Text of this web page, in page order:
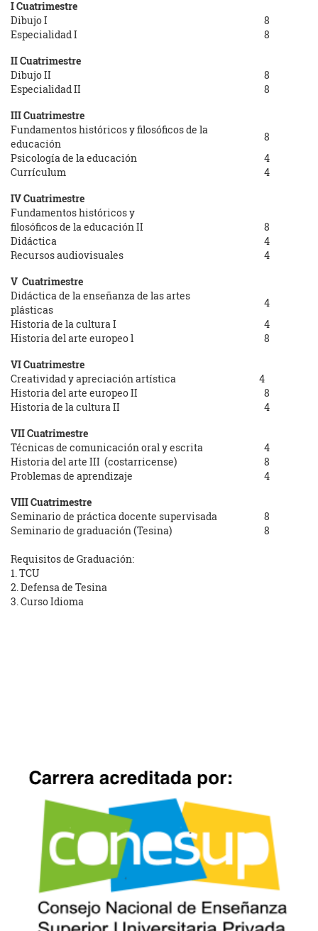
I Cuatrimestre
Dibujo I
8
Especialidad I
8
II Cuatrimestre
Dibujo II
8
Especialidad II
8
III Cuatrimestre
Fundamentos históricos y filosóficos de la
educación
8
Psicología de la educación
4
Currículum
4
IV Cuatrimestre
Fundamentos históricos y
filosóficos de la educación II
8
Didáctica
4
Recursos audiovisuales
4
V Cuatrimestre
Didáctica de la enseñanza de las artes
plásticas
4
Historia de la cultura I
4
Historia del arte europeo l
8
VI Cuatrimestre
Creatividad y apreciación artística
4
Historia del arte europeo II
8
Historia de la cultura II
4
VII Cuatrimestre
Técnicas de comunicación oral y escrita
4
Historia del arte III (costarricense)
8
Problemas de aprendizaje
4
VIII Cuatrimestre
Seminario de práctica docente supervisada
8
Seminario de graduación (Tesina)
8
Requisitos de Graduación:
1. TCU
2. Defensa de Tesina
3. Curso Idioma